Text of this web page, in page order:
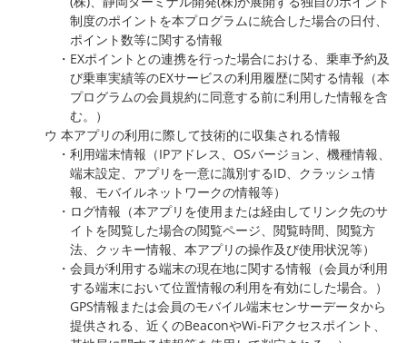
制度のポイントを本プログラムに統合した場合の日付、
ポイント数等に関する情報
・EXポイントとの連携を行った場合における、乗車予約及
び乗車実績等のEXサービスの利用履歴に関する情報（本
プログラムの会員規約に同意する前に利用した情報を含
む。）
ウ 本アプリの利用に際して技術的に収集される情報
・利用端末情報（IPアドレス、OSバージョン、機種情報、
端末設定、アプリを一意に識別するID、クラッシュ情
報、モバイルネットワークの情報等）
・ログ情報（本アプリを使用または経由してリンク先のサ
イトを閲覧した場合の閲覧ページ、閲覧時間、閲覧方
法、クッキー情報、本アプリの操作及び使用状況等）
・会員が利用する端末の現在地に関する情報（会員が利用
する端末において位置情報の利用を有効にした場合。）
GPS情報または会員のモバイル端末センサーデータから
提供される、近くのBeaconやWi-Fiアクセスポイント、